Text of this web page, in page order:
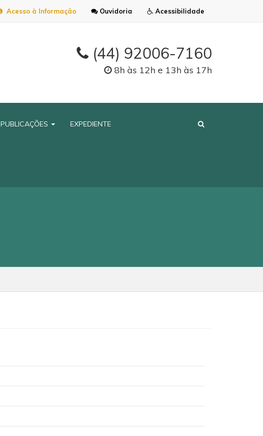
Acessibilidade
Ouvidoria
Acesso à Informação
(44) 92006-7160
8h às 12h e 13h às 17h
PUBLICAÇÕES EXPEDIENTE